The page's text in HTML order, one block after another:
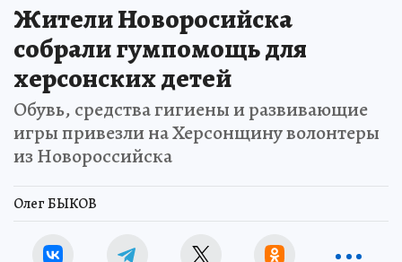
Жители Новоросийска
собрали гумпомощь для
херсонских детей
Обувь, средства гигиены и развивающие
игры привезли на Херсонщину волонтеры
из Новороссийска
Олег БЫКОВ